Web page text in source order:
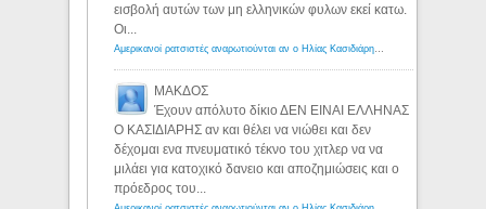
εισβολή αυτών των μη ελληνικών φυλων εκεί κατω.
Οι...
ΜΑΚΔΟΣ
Έχουν απόλυτο δίκιο ΔΕΝ ΕΙΝΑΙ ΕΛΛΗΝΑΣ
Ο ΚΑΣΙΔΙΑΡΗΣ αν και θέλει να νιώθει και δεν
δέχομαι ενα πνευματικό τέκνο του χιτλερ να να
μιλάει για κατοχικό δανειο και αποζημιώσεις και ο
πρόεδρος του...